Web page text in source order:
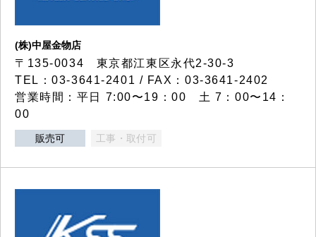
(株)中屋金物店
〒135-0034 東京都江東区永代2-30-3
TEL：03-3641-2401 / FAX：03-3641-2402
営業時間：平日 7:00〜19：00 土 7：00〜14：
00
販売可 工事・取付可